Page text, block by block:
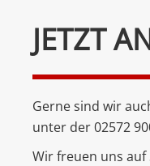
lasse
leer.
JETZT
Gerne sind wir
unter der 02572
Wir freuen uns auf